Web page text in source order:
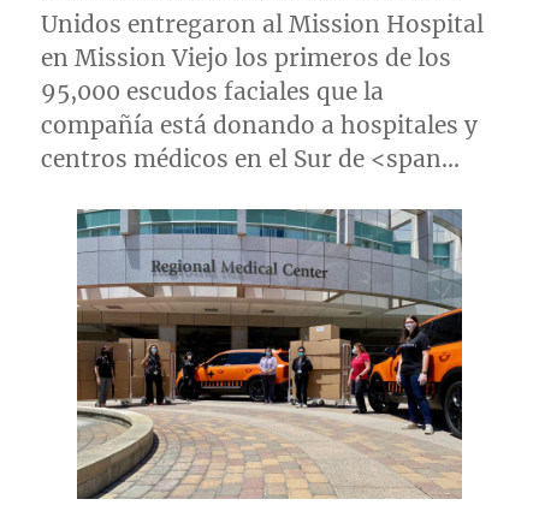
Unidos entregaron al Mission Hospital
enMission Viejo los primeros de los
95,000 escudos faciales que la
compañía está donando a hospitales y
centros médicos en el Sur de <span…